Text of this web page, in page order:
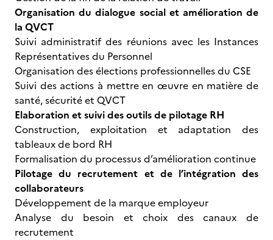
Organisation du dialogue social et amélioration de
la QVCT
Suivi administratif des réunions avec les Instances
Représentatives du Personnel
Organisation des élections professionnelles du CSE
Suivi des actions à mettre en œuvre en matière de
santé, sécurité et QVCT
Elaboration et suivi des outils de pilotage RH
Construction, exploitation et adaptation des
tableaux de bord RH
Formalisation du processus d’amélioration continue
Pilotage du recrutement et de l’intégration des
collaborateurs
Développement de la marque employeur
Analyse du besoin et choix des canaux de
recrutement